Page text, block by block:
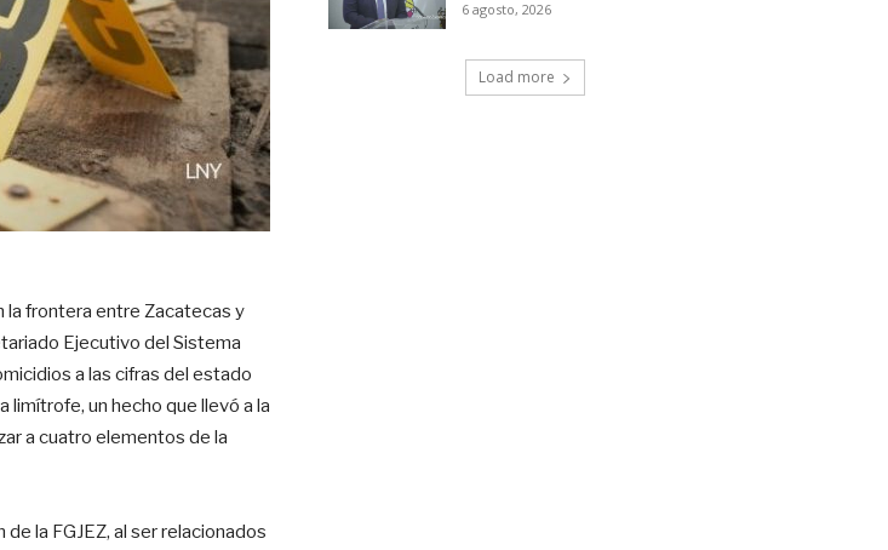
la frontera entre Zacatecas y
Ejecutivo del Sistema
a las cifras del estado
limítrofe, un hecho que llevó a la
a cuatro elementos de la
la FGJEZ, al ser relacionados
6 agosto, 2026
Load more